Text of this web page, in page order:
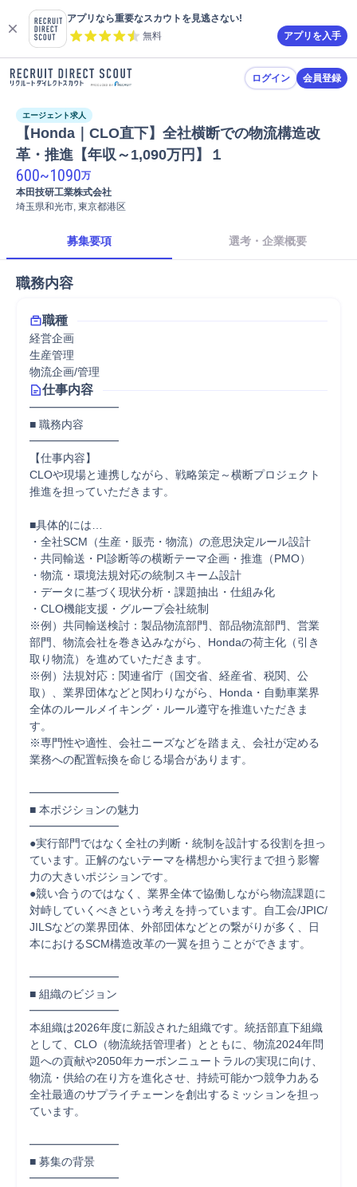
アプリなら重要なスカウトを見逃さない!
無料
アプリを入手
ログイン 会員登録
エージェント求人
【Honda｜CLO直下】全社横断での物流構造改
革・推進【年収～1,090万円】１
600~1090万
本田技研工業株式会社
埼玉県和光市, 東京都港区
募集要項 選考・企業概要
職務内容
職種
経営企画
生産管理
物流企画/管理
仕事内容
━━━━━━━━
■ 職務内容
━━━━━━━━
【仕事内容】
CLOや現場と連携しながら、戦略策定～横断プロジェクト
推進を担っていただきます。
■具体的には…
・全社SCM（生産・販売・物流）の意思決定ルール設計
・共同輸送・PI診断等の横断テーマ企画・推進（PMO）
・物流・環境法規対応の統制スキーム設計
・データに基づく現状分析・課題抽出・仕組み化
・CLO機能支援・グループ会社統制
※例）共同輸送検討：製品物流部門、部品物流部門、営業
部門、物流会社を巻き込みながら、Hondaの荷主化（引き
取り物流）を進めていただきます。
※例）法規対応：関連省庁（国交省、経産省、税関、公
取）、業界団体などと関わりながら、Honda・自動車業界
全体のルールメイキング・ルール遵守を推進いただきま
す。
※専門性や適性、会社ニーズなどを踏まえ、会社が定める
業務への配置転換を命じる場合があります。
━━━━━━━━
■ 本ポジションの魅力
━━━━━━━━
●実行部門ではなく全社の判断・統制を設計する役割を担っ
ています。正解のないテーマを構想から実行まで担う影響
力の大きいポジションです。
●競い合うのではなく、業界全体で協働しながら物流課題に
対峙していくべきという考えを持っています。自工会/JPIC/
JILSなどの業界団体、外部団体などとの繋がりが多く、日
本におけるSCM構造改革の一翼を担うことができます。
━━━━━━━━
■ 組織のビジョン
━━━━━━━━
本組織は2026年度に新設された組織です。統括部直下組織
として、CLO（物流統括管理者）とともに、物流2024年問
題への貢献や2050年カーボンニュートラルの実現に向け、
物流・供給の在り方を進化させ、持続可能かつ競争力ある
全社最適のサプライチェーンを創出するミッションを担っ
ています。
━━━━━━━━
■ 募集の背景
━━━━━━━━